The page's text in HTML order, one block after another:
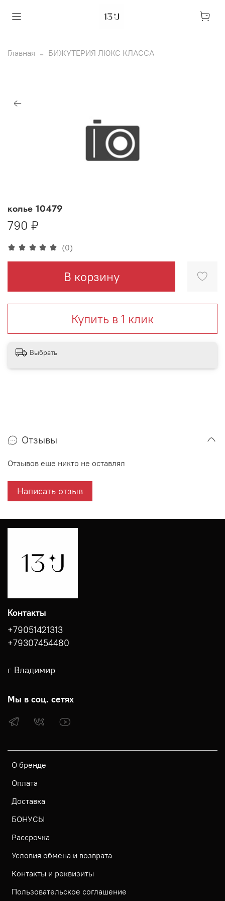
Главная БИЖУТЕРИЯ ЛЮКС КЛАССА
(0)
колье 10479
790 ₽
В корзину
Купить в 1 клик
Выбрать
Отзывы
Отзывов еще никто не оставлял
Написать отзыв
О бренде
Оплата
Доставка
БОНУСЫ
Рассрочка
Условия обмена и возврата
Контакты и реквизиты
Пользовательское соглашение
Контакты
+79051421313
+79307454480
г Владимир
Мы в соц. сетях